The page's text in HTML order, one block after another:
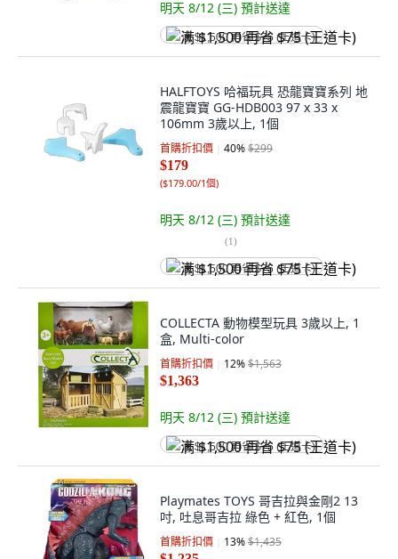
明天 8/12 (三) 預計送達
满 $1,500 再省 $75 (王道卡)
HALFTOYS 哈福玩具 恐龍寶寶系列 地
震龍寶寶 GG-HDB003 97 x 33 x
106mm 3歲以上, 1個
首購折扣價 40%$299
$179
($179.00/1個)
明天 8/12 (三) 預計送達
(1)
满 $1,500 再省 $75 (王道卡)
COLLECTA 動物模型玩具 3歲以上, 1
盒, Multi-color
首購折扣價 12%$1,563
$1,363
明天 8/12 (三) 預計送達
满 $1,500 再省 $75 (王道卡)
Playmates TOYS 哥吉拉與金剛2 13
吋, 吐息哥吉拉 綠色 + 紅色, 1個
首購折扣價 13%$1,435